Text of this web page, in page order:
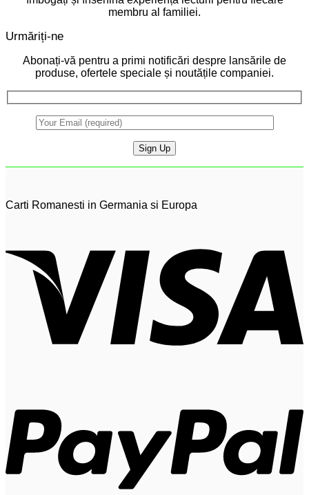
membru al familiei.
Urmăriți-ne
Abonați-vă pentru a primi notificări despre lansările de
produse, ofertele speciale și noutățile companiei.
Carti Romanesti in Germania si Europa